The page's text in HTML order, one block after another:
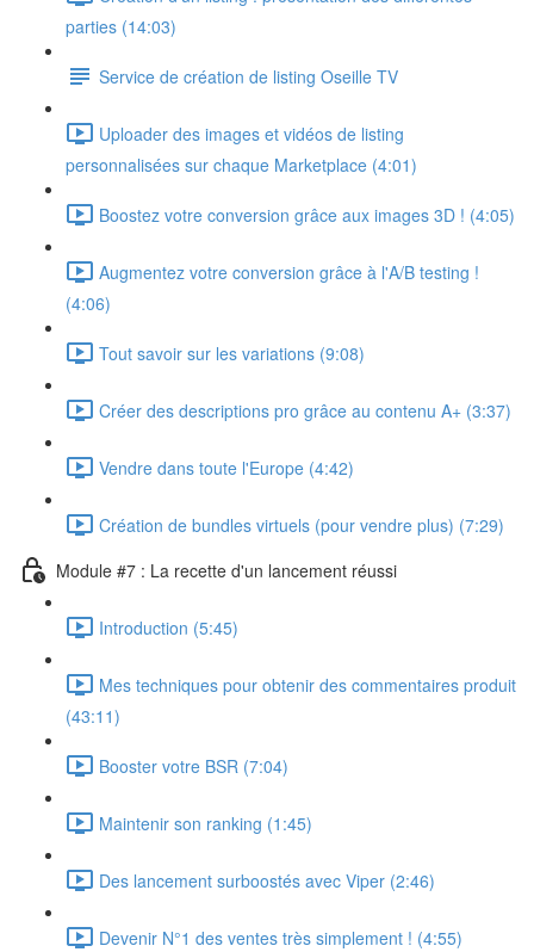
parties (14:03)
Service de création de listing Oseille TV
Uploader des images et vidéos de listing
personnalisées sur chaque Marketplace (4:01)
Boostez votre conversion grâce aux images 3D ! (4:05)
Augmentez votre conversion grâce à l'A/B testing !
(4:06)
Tout savoir sur les variations (9:08)
Créer des descriptions pro grâce au contenu A+ (3:37)
Vendre dans toute l'Europe (4:42)
Création de bundles virtuels (pour vendre plus) (7:29)
Module #7 : La recette d'un lancement réussi
Introduction (5:45)
Mes techniques pour obtenir des commentaires produit
(43:11)
Booster votre BSR (7:04)
Maintenir son ranking (1:45)
Des lancement surboostés avec Viper (2:46)
Devenir N°1 des ventes très simplement ! (4:55)